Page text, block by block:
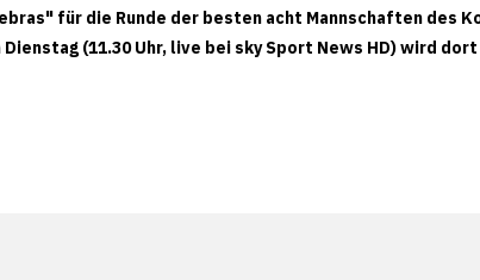
für die Runde der besten acht Mannschaften des
Dienstag (11.30 Uhr, live bei sky Sport News HD) wird